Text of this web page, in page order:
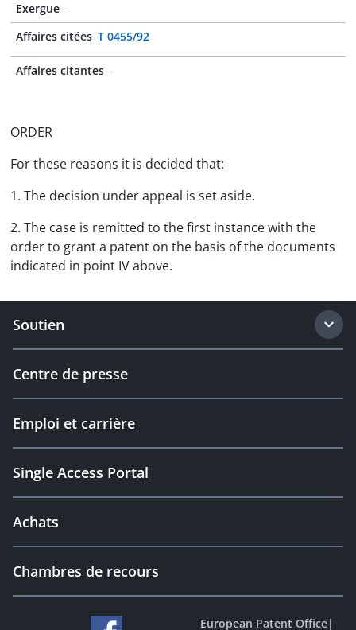
Exergue -
Affaires citées T 0455/92
Affaires citantes -
ORDER
For these reasons it is decided that:
1. The decision under appeal is set aside.
2. The case is remitted to the first instance with the
order to grant a patent on the basis of the documents
indicated in point IV above.
Soutien
Centre de presse
Emploi et carrière
Single Access Portal
Achats
Chambres de recours
European Patent Office|